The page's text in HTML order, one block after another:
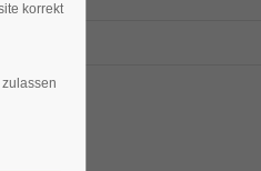
korrekt